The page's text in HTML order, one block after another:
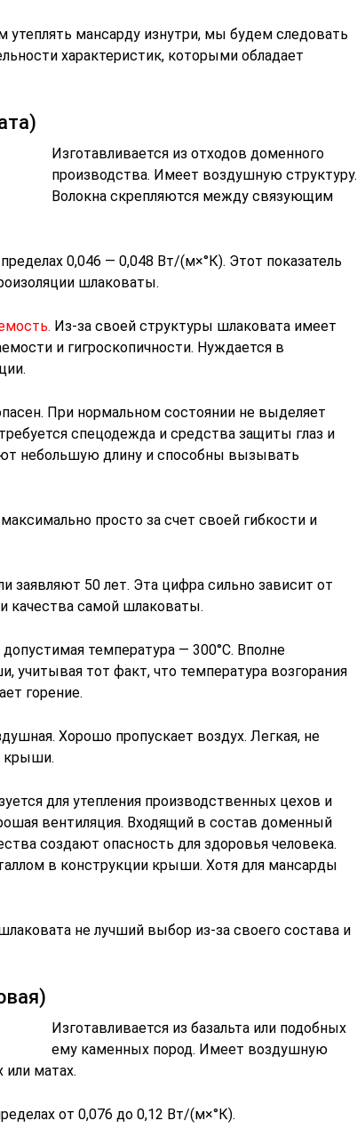
утеплять мансарду изнутри, мы будем следовать
характеристик, которыми обладает
Изготавливается из отходов доменного
производства. Имеет воздушную структуру.
Волокна скрепляются между связующим
0,046 — 0,048 Вт/(м×°К). Этот показатель
шлаковаты.
Из-за своей структуры шлаковата имеет
и гигроскопичности. Нуждается в
При нормальном состоянии не выделяет
спецодежда и средства защиты глаз и
небольшую длину и способны вызывать
просто за счет своей гибкости и
заявляют 50 лет. Эта цифра сильно зависит от
качества самой шлаковаты.
температура — 300°С. Вполне
учитывая тот факт, что температура возгорания
горение.
Хорошо пропускает воздух. Легкая, не
крыши.
для утепления производственных цехов и
вентиляция. Входящий в состав доменный
создают опасность для здоровья человека.
в конструкции крыши. Хотя для мансарды
не лучший выбор из-за своего состава и
Изготавливается из базальта или подобных
ему каменных пород. Имеет воздушную
или матах.
от 0,076 до 0,12 Вт/(м×°К).